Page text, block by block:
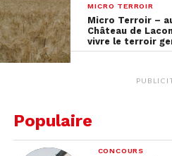
MICRO TERROIR
Micro Terroir –
Château de
vivre le terroir
Populaire
CONCOURS